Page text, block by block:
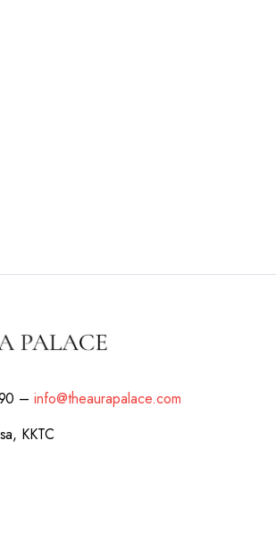
90 –info@theaurapalace.com
KKTC